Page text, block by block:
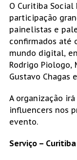
O Curitiba
participação
painelistas e
confirmados até
mundo digital,
Rodrigo Piologo,
Gustavo Chagas
A organização
influencers nos
evento.
Serviço –